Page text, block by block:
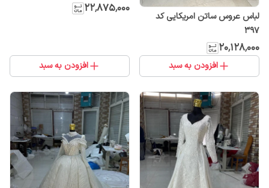
لباس عروس ساتن امریکایی کد
۳۹۷
۲۰٬۱۲۸٬۰۰۰
افزودن به سبد
۲۲٬۸۷۵٬۰۰۰
افزودن به سبد